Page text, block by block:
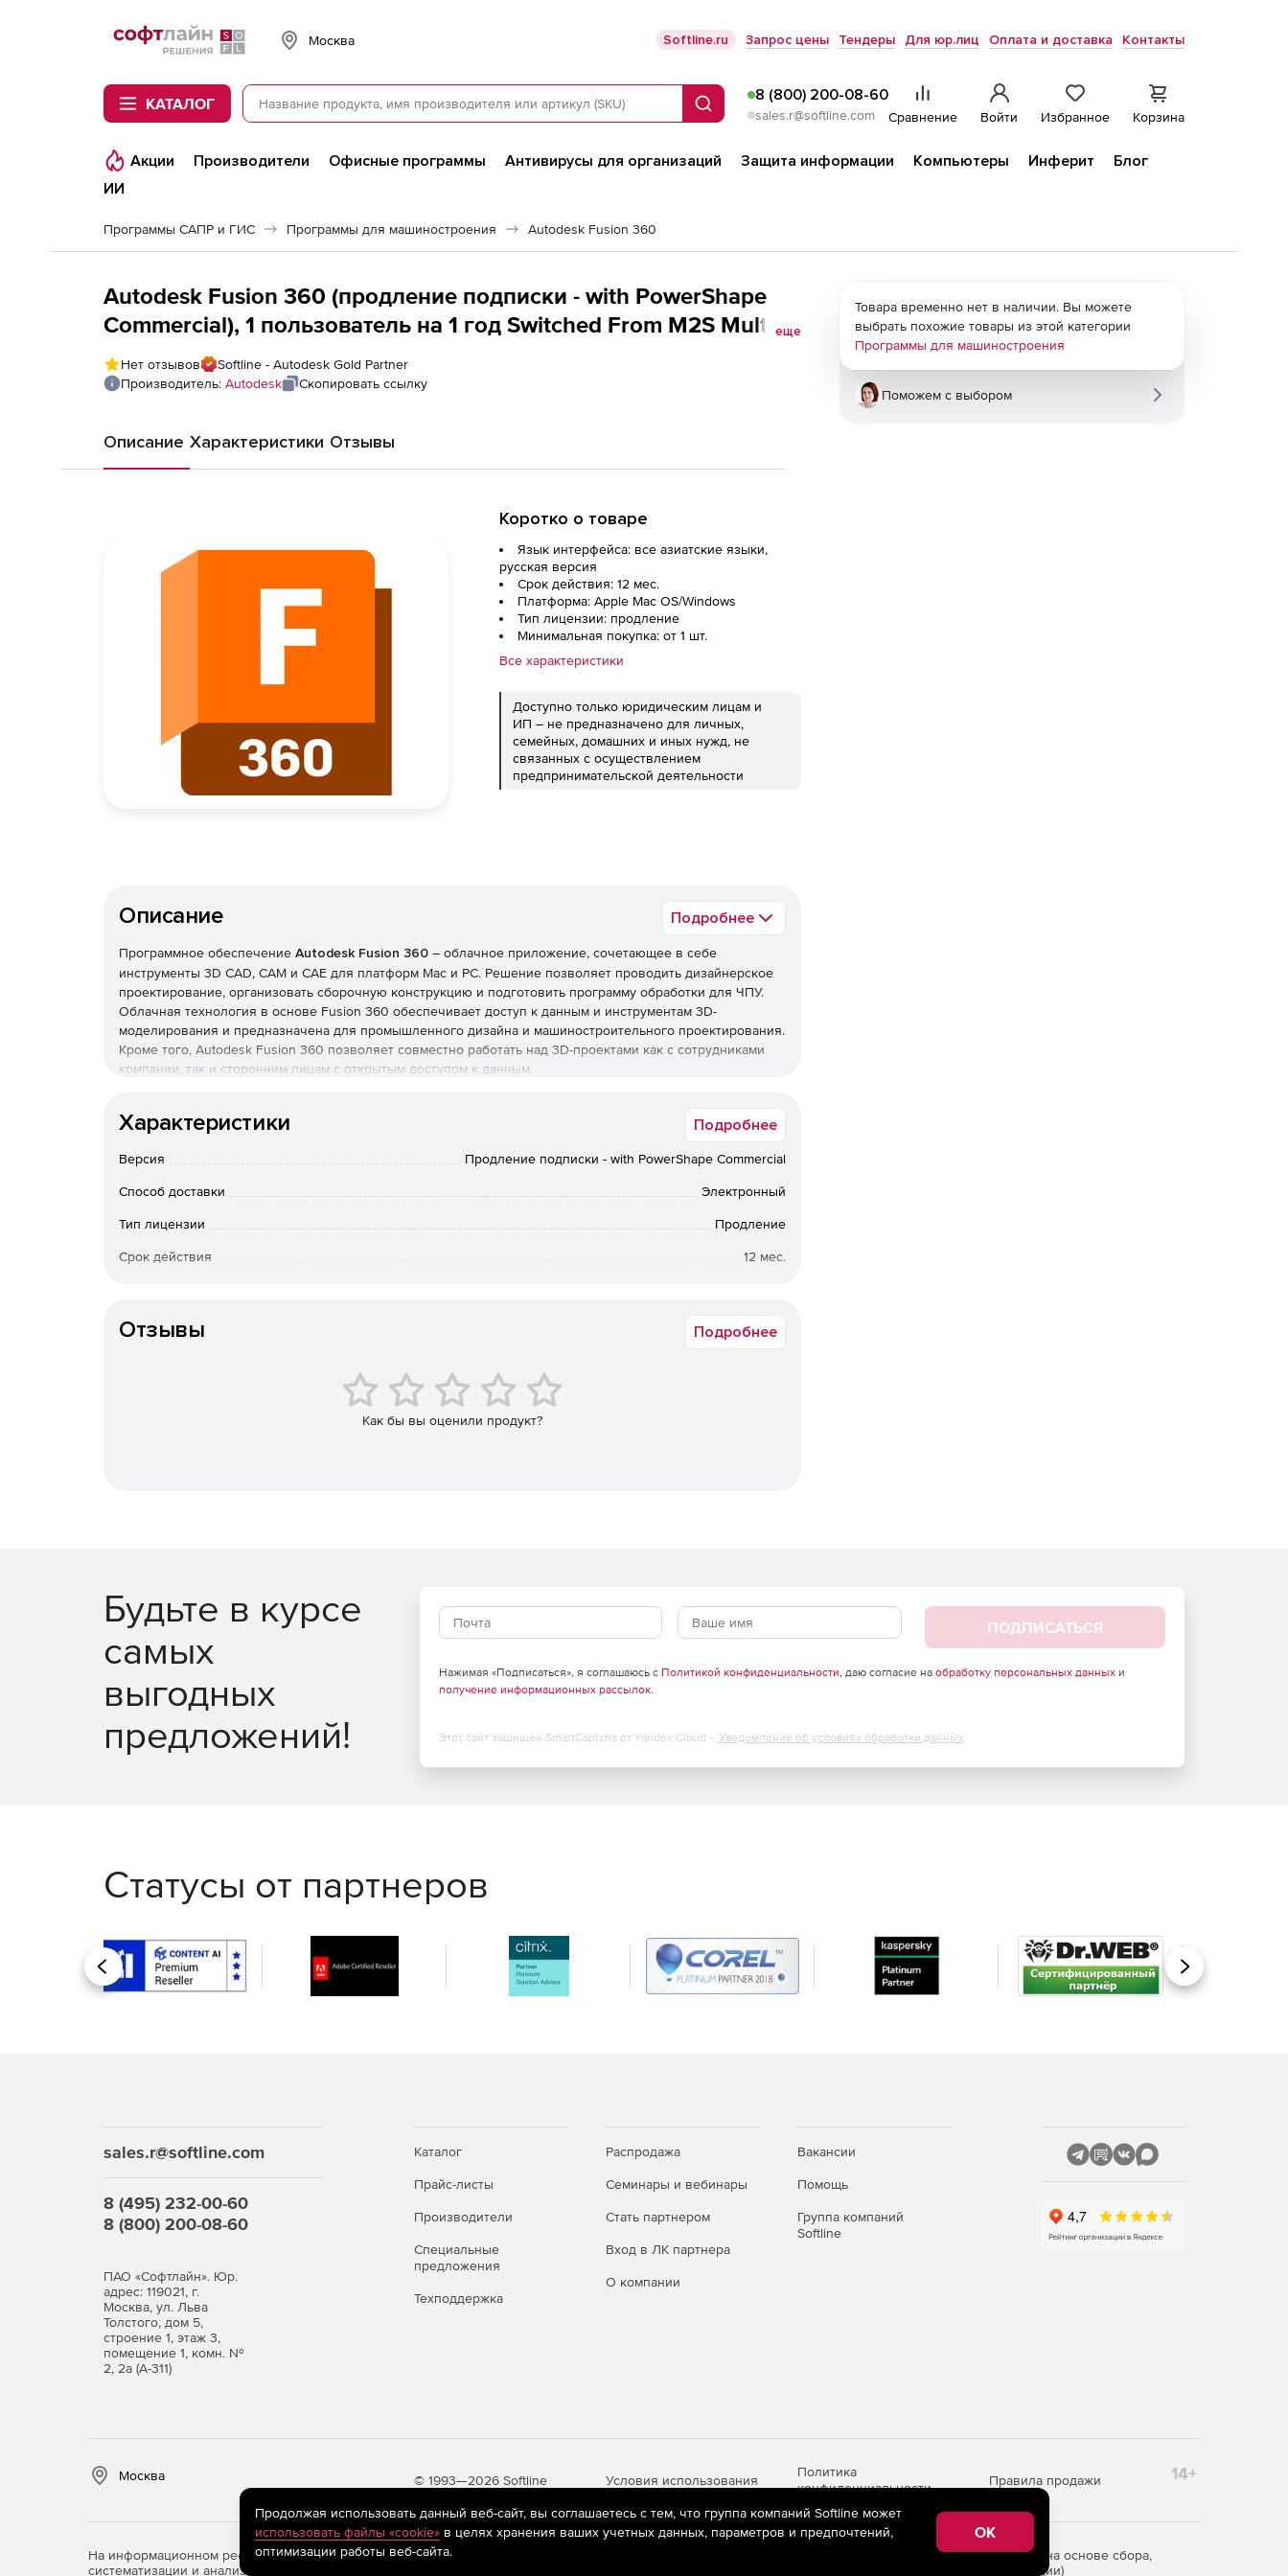
Softline
Москва Softline.ru Запрос цены Тендеры Для юр.лиц Оплата и доставка Контакты
КАТАЛОГ Поиск
8 (800) 200-08-60
sales.r@softline.com Сравнение Войти Избранное Корзина
Акции Производители Офисные программы Антивирусы для организаций Защита информации Компьютеры Инферит
Блог
ИИ
Программы САПР и ГИС Программы для машиностроения Autodesk Fusion 360
Autodesk Fusion 360 (продление подписки - with PowerShape
Commercial), 1 пользователь на 1 год Switched From M2S Multi-
User 2:1 Trade-In
еще
Нет отзывов
Softline - Autodesk Gold Partner
Производитель: Autodesk Скопировать ссылку
Описание Характеристики Отзывы
Коротко о товаре
Язык интерфейса: все азиатские языки,
русская версия
Срок действия: 12 мес.
Платформа: Apple Mac OS/Windows
Тип лицензии: продление
Минимальная покупка: от 1 шт.
Все характеристики
Доступно только юридическим лицам и
ИП – не предназначено для личных,
семейных, домашних и иных нужд, не
связанных с осуществлением
предпринимательской деятельности
Описание Подробнее
Программное обеспечение Autodesk Fusion 360 – облачное приложение, сочетающее в себе
инструменты 3D CAD, CAM и CAE для платформ Mac и PC. Решение позволяет проводить дизайнерское
проектирование, организовать сборочную конструкцию и подготовить программу обработки для ЧПУ.
Облачная технология в основе Fusion 360 обеспечивает доступ к данным и инструментам 3D-
моделирования и предназначена для промышленного дизайна и машиностроительного проектирования.
Кроме того, Autodesk Fusion 360 позволяет совместно работать над 3D-проектами как с сотрудниками
компании, так и сторонним лицам с открытым доступом к данным.
формы и скульптинг, работа с твердыми телами (в том числе и прямым редактированием), возможность
геометрии. Все элементы, которые будут смоделировали, могут использоваться в качестве дальнейших
Fusion 360 позволяет на очень высоком уровне взаимодействовать с другими пользователями – можно
делиться различными проектами. Работа может автоматически сохраняться, и пользователь имеет
Основные возможности:
Гибкое 3D-моделирование и дизайн.
Инновационный генеративный дизайн.
Интегрированные CAD и CAM.
Создание детали из листового металла.
Кнопочное моделирование SPICE.
Характеристики Подробнее
Версия Продление подписки - with PowerShape Commercial
Способ доставки Электронный
Тип лицензии Продление
Срок действия 12 мес.
Отзывы Подробнее
Как бы вы оценили продукт?
Товара временно нет в наличии. Вы можете
выбрать похожие товары из этой категории
Программы для машиностроения
Поможем с выбором
Будьте в курсе
самых
выгодных
предложений!
ПОДПИСАТЬСЯ
Нажимая «Подписаться», я соглашаюсь с Политикой конфиденциальности, даю согласие на обработку персональных данныхи
получение информационных рассылок.
Этот сайт защищен SmartCaptcha от Yandex Cloud - Уведомление об условиях обработки данных
Статусы от партнеров
Назад Вперед
sales.r@softline.com
8 (495) 232-00-60
8 (800) 200-08-60
ПАО «Софтлайн». Юр.
адрес: 119021, г.
Москва, ул. Льва
Толстого, дом 5,
строение 1, этаж 3,
помещение 1, комн. №
2, 2а (А-311)
Каталог
Прайс-листы
Производители
Специальные
предложения
Техподдержка
Распродажа
Семинары и вебинары
Стать партнером
Вход в ЛК партнера
О компании
Вакансии
Помощь
Группа компаний
Softline
Москва © 1993—2026 Softline Условия использования
Политика
конфиденциальности
Правила продажи 14+
На информационном ресурсе store.softline.ru применяются
(информационные технологии предоставления информации на основе сбора,
систематизации и анализа сведений, относящихся к предпочтениям пользователей сети «Интернет», находящихся на территории Российской Федерации)
Продолжая использовать данный веб-сайт, вы соглашаетесь с тем, что группа компаний Softline может
использовать файлы «cookie»в целях хранения ваших учетных данных, параметров и предпочтений,
оптимизации работы веб-сайта.
OK